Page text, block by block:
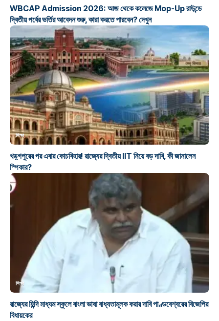
WBCAP Admission 2026: আজ থেকে কলেজে Mop-Up রাউন্ডে
দ্বিতীয় পর্বের ভর্তির আবেদন শুরু, কারা করতে পারবেন? দেখুন
শিক্ষা
খড়্গপুরের পর এবার কোচবিহার! রাজ্যের দ্বিতীয় IIT নিয়ে বড় দাবি, কী জানালেন
স্পিকার?
শিক্ষা
রাজ্যের হিন্দি মাধ্যম স্কুলে বাংলা ভাষা বাধ্যতামূলক করার দাবি পাণ্ডবেশ্বরের বিজেপির
বিধায়কের